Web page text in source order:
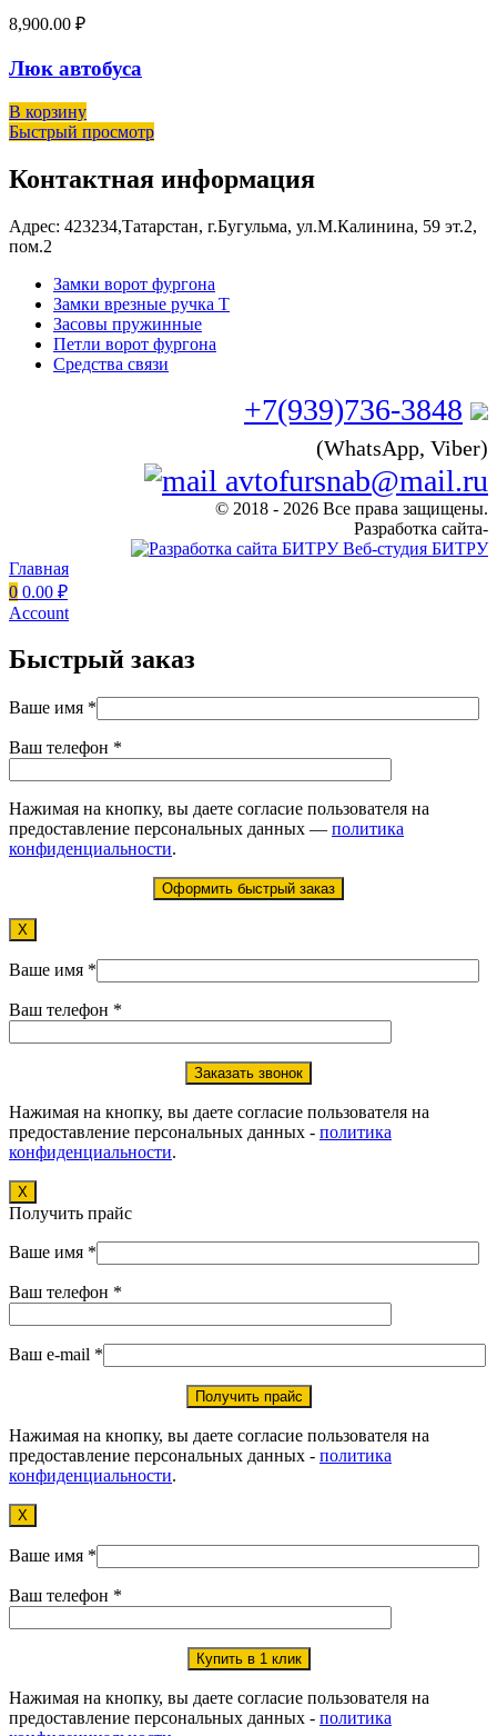
8,900.00 ₽
Люк автобуса
В корзину
Быстрый просмотр
Контактная информация
Адрес: 423234,Татарстан, г.Бугульма, ул.М.Калинина, 59 эт.2,
пом.2
Замки ворот фургона
Замки врезные ручка Т
Засовы пружинные
Петли ворот фургона
Средства связи
+7(939)736-3848
(WhatsApp, Viber)
avtofursnab@mail.ru
© 2018 - 2026 Все права защищены.
Разработка сайта-
Веб-студия БИТРУ
Главная
0 0.00 ₽
Account
Быстрый заказ
Ваше имя *
Ваш телефон *
Нажимая на кнопку, вы даете согласие пользователя на
предоставление персональных данных — политика
конфиденциальности.
X
Ваше имя *
Ваш телефон *
Нажимая на кнопку, вы даете согласие пользователя на
предоставление персональных данных - политика
конфиденциальности.
X
Получить прайс
Ваше имя *
Ваш телефон *
Ваш e-mail *
Нажимая на кнопку, вы даете согласие пользователя на
предоставление персональных данных - политика
конфиденциальности.
X
Ваше имя *
Ваш телефон *
Нажимая на кнопку, вы даете согласие пользователя на
предоставление персональных данных - политика